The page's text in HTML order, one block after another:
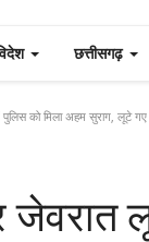
छत्तीसगढ़
को मिला अहम सुराग, लूटे गए